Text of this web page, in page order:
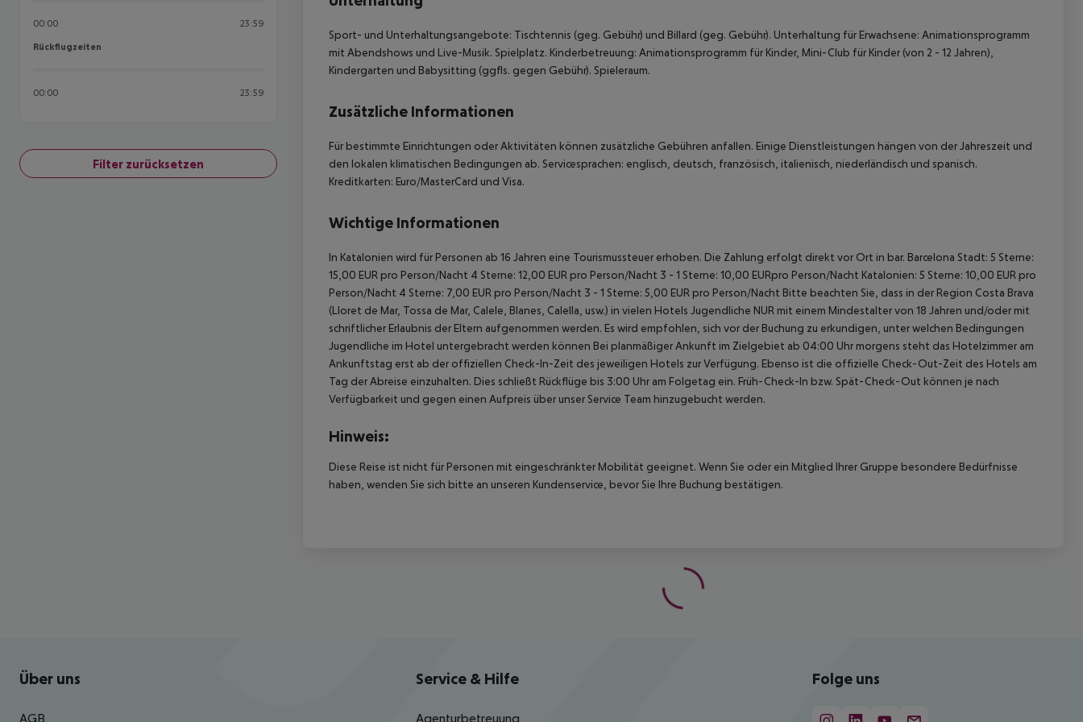
00:00 23:59
Rückflugzeiten
Rückflugzeiten
00:00 23:59
Filter zurücksetzen
Sport- und Unterhaltungsangebote: Tischtennis (geg. Gebühr) und Billard (geg. Gebühr). Unterhaltung für Erwachsene: Animationsprogramm
mit Abendshows und Live-Musik. Spielplatz. Kinderbetreuung: Animationsprogramm für Kinder, Mini-Club für Kinder (von 2 - 12 Jahren),
Kindergarten und Babysitting (ggfls. gegen Gebühr). Spieleraum.
Zusätzliche Informationen
Für bestimmte Einrichtungen oder Aktivitäten können zusätzliche Gebühren anfallen. Einige Dienstleistungen hängen von der Jahreszeit und
den lokalen klimatischen Bedingungen ab. Servicesprachen: englisch, deutsch, französisch, italienisch, niederländisch und spanisch.
Kreditkarten: Euro/MasterCard und Visa.
Wichtige Informationen
In Katalonien wird für Personen ab 16 Jahren eine Tourismussteuer erhoben. Die Zahlung erfolgt direkt vor Ort in bar. Barcelona Stadt: 5 Sterne:
15,00 EUR pro Person/Nacht 4 Sterne: 12,00 EUR pro Person/Nacht 3 - 1 Sterne: 10,00 EURpro Person/Nacht Katalonien: 5 Sterne: 10,00 EUR pro
Person/Nacht 4 Sterne: 7,00 EUR pro Person/Nacht 3 - 1 Sterne: 5,00 EUR pro Person/Nacht Bitte beachten Sie, dass in der Region Costa Brava
(Lloret de Mar, Tossa de Mar, Calele, Blanes, Calella, usw.) in vielen Hotels Jugendliche NUR mit einem Mindestalter von 18 Jahren und/oder mit
schriftlicher Erlaubnis der Eltern aufgenommen werden. Es wird empfohlen, sich vor der Buchung zu erkundigen, unter welchen Bedingungen
Jugendliche im Hotel untergebracht werden können Bei planmäßiger Ankunft im Zielgebiet ab 04:00 Uhr morgens steht das Hotelzimmer am
Ankunftstag erst ab der offiziellen Check-In-Zeit des jeweiligen Hotels zur Verfügung. Ebenso ist die offizielle Check-Out-Zeit des Hotels am
Tag der Abreise einzuhalten. Dies schließt Rückflüge bis 3:00 Uhr am Folgetag ein. Früh-Check-In bzw. Spät-Check-Out können je nach
Verfügbarkeit und gegen einen Aufpreis über unser Service Team hinzugebucht werden.
Hinweis:
Diese Reise ist nicht für Personen mit eingeschränkter Mobilität geeignet. Wenn Sie oder ein Mitglied Ihrer Gruppe besondere Bedürfnisse
haben, wenden Sie sich bitte an unseren Kundenservice, bevor Sie Ihre Buchung bestätigen.
Footer navigation
Über uns
AGB
Service & Hilfe
Agenturbetreuung
Folge uns